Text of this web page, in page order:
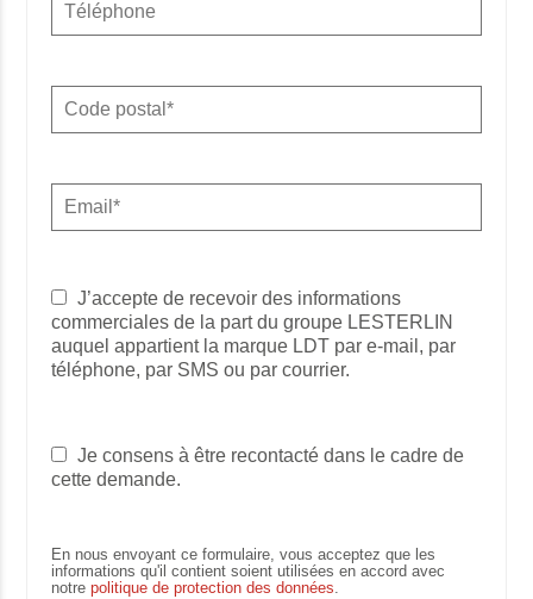
J’accepte de recevoir des informations
commerciales de la part du groupe LESTERLIN
auquel appartient la marque LDT par e-mail, par
téléphone, par SMS ou par courrier.
Je consens à être recontacté dans le cadre de
cette demande.
En nous envoyant ce formulaire, vous acceptez que les
informations qu'il contient soient utilisées en accord avec
notrepolitique de protection des données.